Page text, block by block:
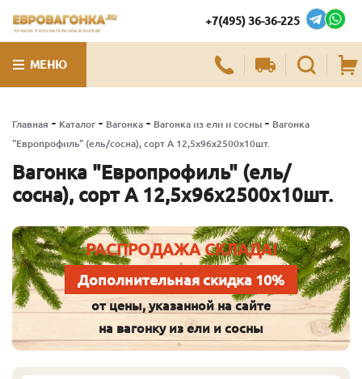
ЛУЧШИЕ ПИЛОМАТЕРИАЛЫ В МОСКВЕ
+7(495) 36-36-225
МЕНЮ
Главная - Каталог - Вагонка - Вагонка из ели и сосны - Вагонка
"Европрофиль" (ель/сосна), сорт А 12,5х96х2500х10шт.
Вагонка "Европрофиль" (ель/
сосна), сорт А 12,5х96х2500х10шт.
РАСПРОДАЖА СКЛАДА!
Дополнительная скидка 10%
от цены, указанной на сайте
на вагонку из ели и сосны